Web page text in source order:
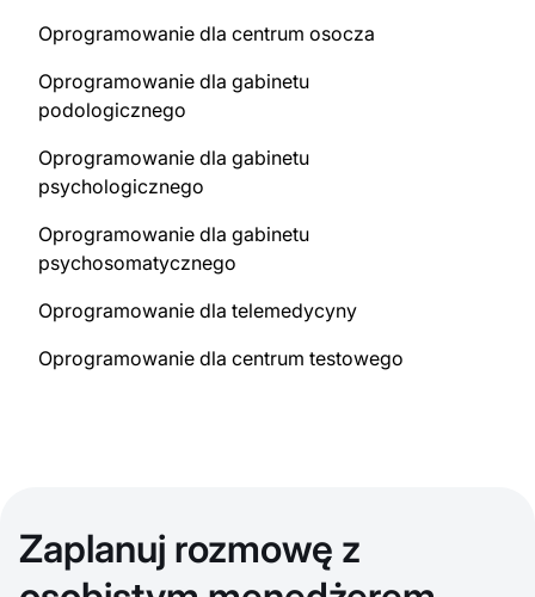
Oprogramowanie dla centrum osocza
Oprogramowanie dla gabinetu
podologicznego
Oprogramowanie dla gabinetu
psychologicznego
Oprogramowanie dla gabinetu
psychosomatycznego
Oprogramowanie dla telemedycyny
Oprogramowanie dla centrum testowego
Zaplanuj rozmowę z